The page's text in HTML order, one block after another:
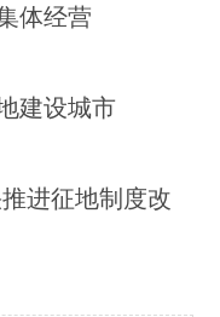
体经营
建设城市
进征地制度改